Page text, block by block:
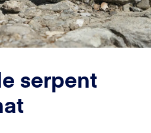
serpent